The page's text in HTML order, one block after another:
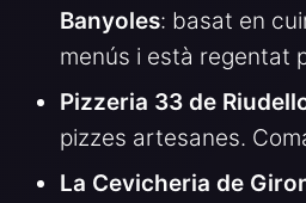
Banyoles: basat en
menús i està regentat
Pizzeria 33 de
pizzes artesanes.
La Cevicheria de